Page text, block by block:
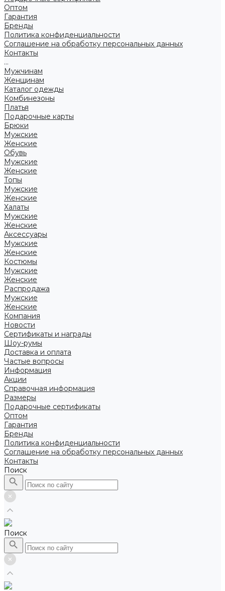
Оптом
Гарантия
Бренды
Политика конфиденциальности
Соглашение на обработку персональных данных
Контакты
...
Мужчинам
Женщинам
Каталог одежды
Комбинезоны
Платья
Подарочные карты
Брюки
Мужские
Женские
Обувь
Мужские
Женские
Топы
Мужские
Женские
Халаты
Мужские
Женские
Аксессуары
Мужские
Женские
Костюмы
Мужские
Женские
Распродажа
Мужские
Женские
Компания
Новости
Сертификаты и награды
Шоу-румы
Доставка и оплата
Частые вопросы
Информация
Акции
Справочная информация
Размеры
Подарочные сертификаты
Оптом
Гарантия
Бренды
Политика конфиденциальности
Соглашение на обработку персональных данных
Контакты
Поиск
Поиск